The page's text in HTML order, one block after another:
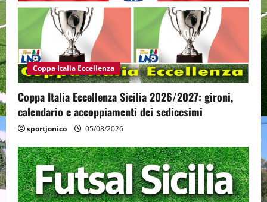
Coppa Italia Eccellenza
Coppa Italia Eccellenza Sicilia 2026/2027: gironi,
calendario e accoppiamenti dei sedicesimi
sportjonico 05/08/2026